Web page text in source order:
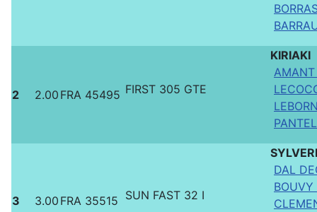
2 2.00 FRA 45495 FIRST 305 GTE
KIRIAKI
3 3.00 FRA 35515 SUN FAST 32 I
DAL